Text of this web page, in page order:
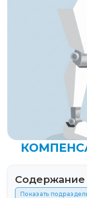
Содержание
Показать